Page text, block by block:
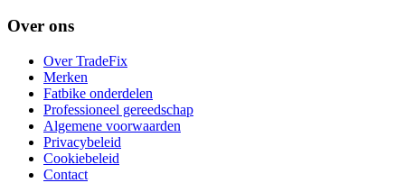
Over ons
Over TradeFix
Merken
Fatbike onderdelen
Professioneel gereedschap
Algemene voorwaarden
Privacybeleid
Cookiebeleid
Contact